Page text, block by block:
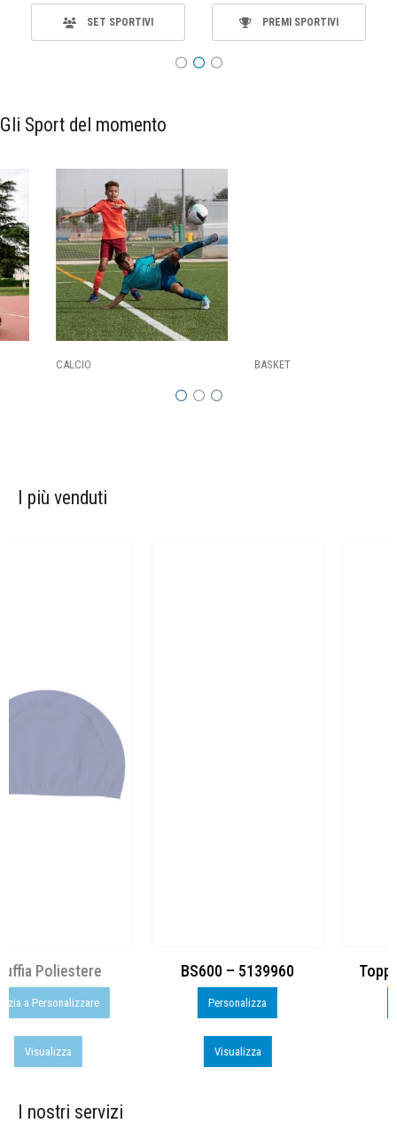
PREMI SPORTIVI MATERIALE
Gli Sport del momento
I più venduti
BS600 – 5139960
Personalizza
Toppe ricamate in HD
Personalizza
I nostri servizi